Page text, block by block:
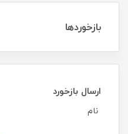
بازخوردها
ارسال بازخورد
نام